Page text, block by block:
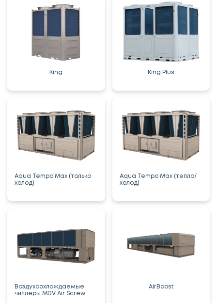
King King Plus
Aqua Tempo Max (только
холод)
Aqua Tempo Max (тепло/
холод)
Воздухоохлаждаемые
чиллеры MDV Air Screw
AirBoost